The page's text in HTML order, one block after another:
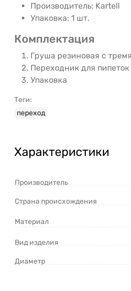
Производитель: Kartell
Упаковка: 1 шт.
Комплектация
Груша резиновая с
Переходник для
Упаковка
Теги:
переход
Характеристики
Производитель
Страна происхождения
Материал
Вид изделия
Диаметр